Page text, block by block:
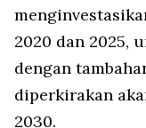
2020 dan 2025,
dengan
diperkirakan
2030.